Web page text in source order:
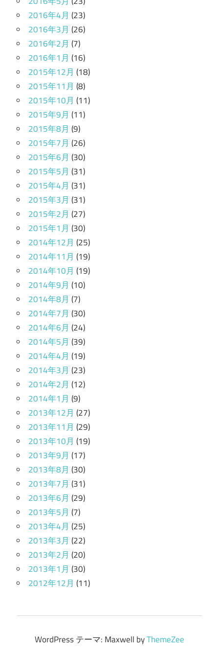
2016年4月 (23)
2016年3月 (26)
2016年2月 (7)
2016年1月 (16)
2015年12月 (18)
2015年11月 (8)
2015年10月 (11)
2015年9月 (11)
2015年8月 (9)
2015年7月 (26)
2015年6月 (30)
2015年5月 (31)
2015年4月 (31)
2015年3月 (31)
2015年2月 (27)
2015年1月 (30)
2014年12月 (25)
2014年11月 (19)
2014年10月 (19)
2014年9月 (10)
2014年8月 (7)
2014年7月 (30)
2014年6月 (24)
2014年5月 (39)
2014年4月 (19)
2014年3月 (23)
2014年2月 (12)
2014年1月 (9)
2013年12月 (27)
2013年11月 (29)
2013年10月 (19)
2013年9月 (17)
2013年8月 (30)
2013年7月 (31)
2013年6月 (29)
2013年5月 (7)
2013年4月 (25)
2013年3月 (22)
2013年2月 (20)
2013年1月 (30)
2012年12月 (11)
WordPress テーマ: Maxwell byThemeZee